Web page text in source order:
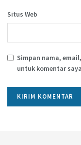
Situs Web
Simpan nama,
untuk komentar